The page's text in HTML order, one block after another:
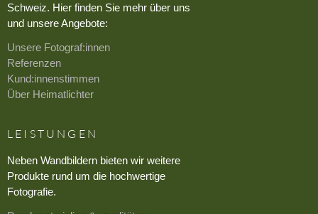
Schweiz. Hier finden Sie mehr über uns
und unsere Angebote:
Unsere Fotograf:innen
Referenzen
Kund:innenstimmen
Über Heimatlichter
LEISTUNGEN
Neben Wandbildern bieten wir weitere
Produkte rund um die hochwertige
Fotografie.